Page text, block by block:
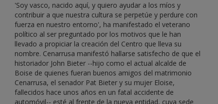
'Soy vasco, nacido aquí, y quiero ayudar a los míos y
contribuir a que nuestra cultura se perpetúe y perdure con
fuerza en nuestro entorno', ha manifestado el veterano
político al ser preguntado por los motivos que le han
llevado a propiciar la creación del Centro que lleva su
nombre. Cenarrusa manifestó hallarse satisfecho de que el
historiador John Bieter --hijo como el actual alcalde de
Boise de quienes fueran buenos amigos del matrimonio
Cenarrusa, el senador Pat Bieter y su mujer Eloise,
fallecidos hace unos años en un fatal accidente de
automóvil-- esté al frente de la nueva entidad, cuya sede